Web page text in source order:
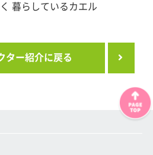
暮らしているカエル
ター紹介に戻る